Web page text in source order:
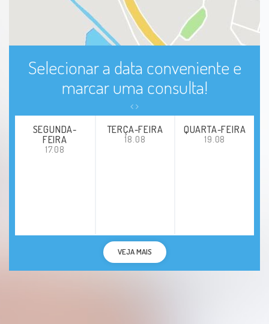
Selecionar a data conveniente e
marcar uma consulta!
SEGUNDA-
FEIRA
17.08
TERÇA-FEIRA
18.08
QUARTA-FEIRA
19.08
VEJA MAIS